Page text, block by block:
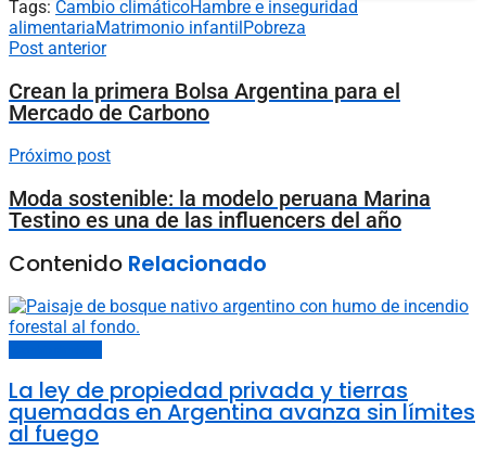
Tags: Cambio climáticoHambre e inseguridad
alimentariaMatrimonio infantilPobreza
Post anterior
Crean la primera Bolsa Argentina para el
Mercado de Carbono
Próximo post
Moda sostenible: la modelo peruana Marina
Testino es una de las influencers del año
Contenido Relacionado
La ley de propiedad privada y tierras
quemadas en Argentina avanza sin límites
al fuego